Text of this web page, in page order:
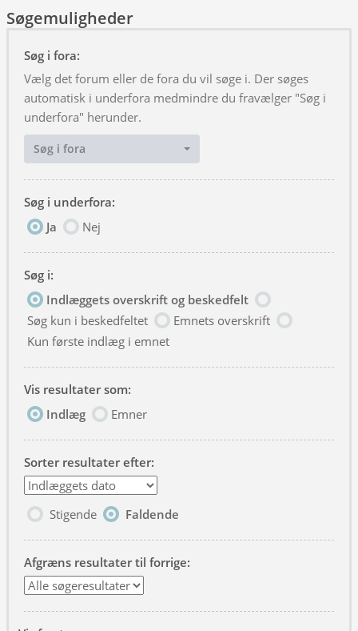
Søgemuligheder
Søg i fora:
Vælg det forum eller de fora du vil søge i. Der søges
automatisk i underfora medmindre du fravælger "Søg i
underfora" herunder.
Søg i fora
Søg i underfora:
Ja
Nej
Søg i:
Indlæggets overskrift og beskedfelt
Søg kun i beskedfeltet
Emnets overskrift
Kun første indlæg i emnet
Vis resultater som:
Indlæg
Emner
Sorter resultater efter:
Stigende Faldende
Afgræns resultater til forrige: